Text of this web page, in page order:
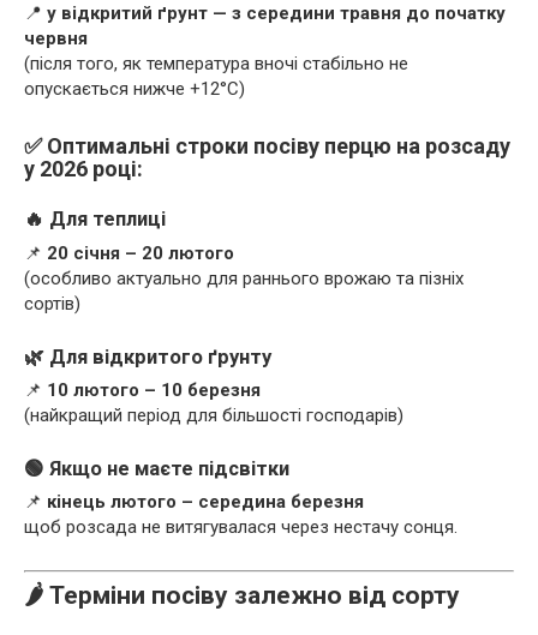
📍 у відкритий ґрунт — з середини травня до початку
червня
(після того, як температура вночі стабільно не
опускається нижче +12°C)
✅ Оптимальні строки посіву перцю на розсаду
у 2026 році:
🔥 Для теплиці
📌 20 січня – 20 лютого
(особливо актуально для раннього врожаю та пізніх
сортів)
🌿 Для відкритого ґрунту
📌 10 лютого – 10 березня
(найкращий період для більшості господарів)
🟢 Якщо не маєте підсвітки
📌 кінець лютого – середина березня
щоб розсада не витягувалася через нестачу сонця.
🌶️ Терміни посіву залежно від сорту